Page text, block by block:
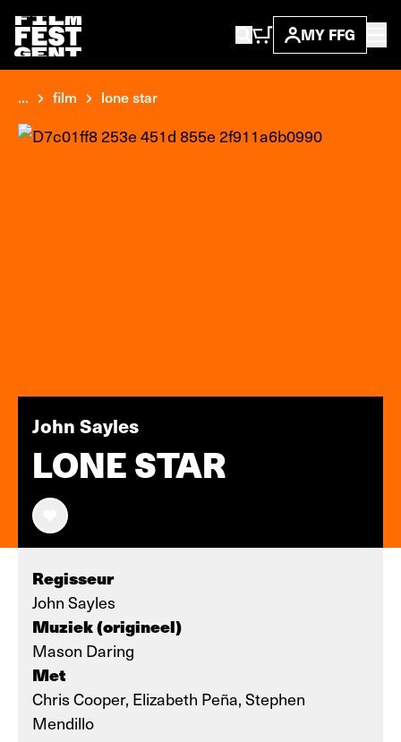
MY FFG
... film lone star
John Sayles
LONE STAR
Regisseur
John Sayles
Muziek (origineel)
Mason Daring
Met
Chris Cooper, Elizabeth Peña, Stephen
Mendillo